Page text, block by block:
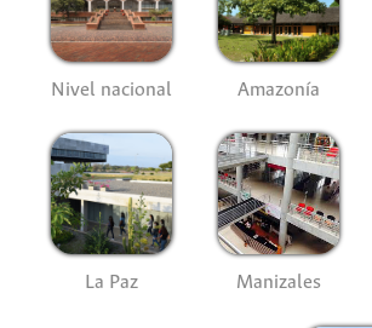
Nivel nacional Amazonía
La Paz Manizales